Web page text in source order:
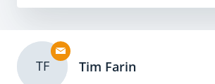
TF Tim Farin